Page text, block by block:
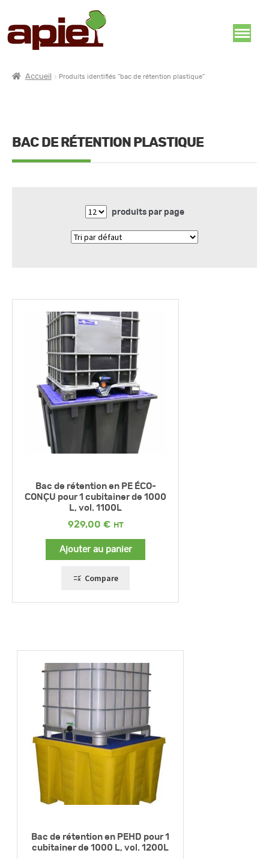
Accueil Produits identifiés “bac de rétention plastique”
BAC DE RÉTENTION PLASTIQUE
produits par page
Bac de rétention en PE ÉCO-
CONÇU pour 1 cubitainer de 1000
L, vol. 1100L
929,00 €
Ajouter au panier
Compare
Bac de rétention en PEHD pour 1
cubitainer de 1000 L, vol. 1200L